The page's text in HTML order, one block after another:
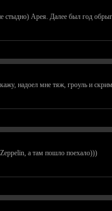
Арея. Далее был год
надоел мне тяж, гроуль и
Zeppelin, а там пошло поехало)))